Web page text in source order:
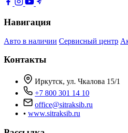
Навигация
Авто в наличии Сервисный центр
Контакты
Иркутск, ул. Чкалова 15/1
+7 800 301 14 10
office@sitraksib.ru
• www.sitraksib.ru